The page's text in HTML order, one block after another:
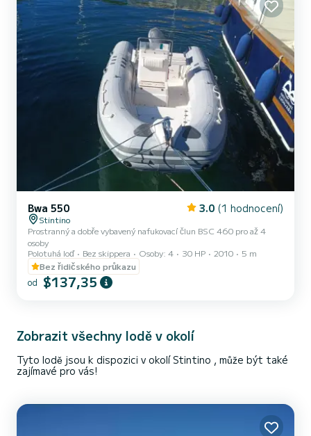
Bwa 550 3.0 (1 hodnocení)
Stintino
Prostranný a dobře vybavený nafukovací člun BSC 460 pro až 4
osoby
Polotuhá loď
Bez skippera Osoby: 4 30 HP 2010
5 m
Bez řidičského průkazu
od $137,35
Zobrazit všechny lodě v okolí
Tyto lodě jsou k dispozici v okolí Stintino , může být také
zajímavé pro vás!